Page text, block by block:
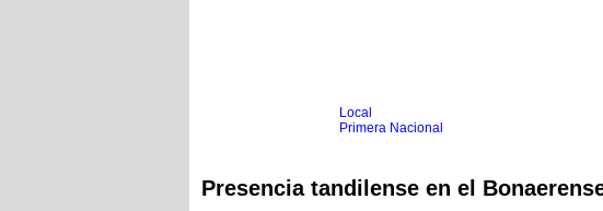
Local
Primera Nacional
Agrario
Presencia tandilense en el